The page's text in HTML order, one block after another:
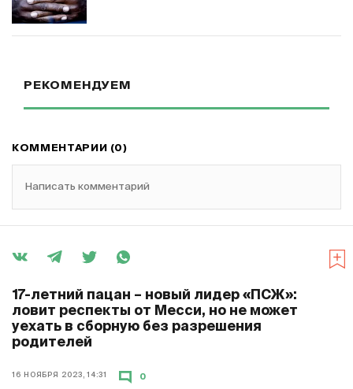
РЕКОМЕНДУЕМ
КОММЕНТАРИИ (0)
Написать комментарий
17-летний пацан – новый лидер «ПСЖ»:
ловит респекты от Месси, но не может
уехать в сборную без разрешения
родителей
16 НОЯБРЯ 2023, 14:31 0